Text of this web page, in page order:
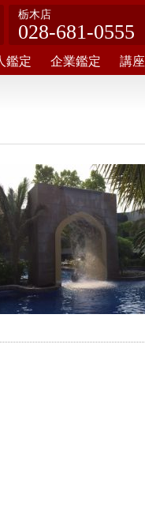
栃木店
028-681-0555
鑑定 企業鑑定 講座